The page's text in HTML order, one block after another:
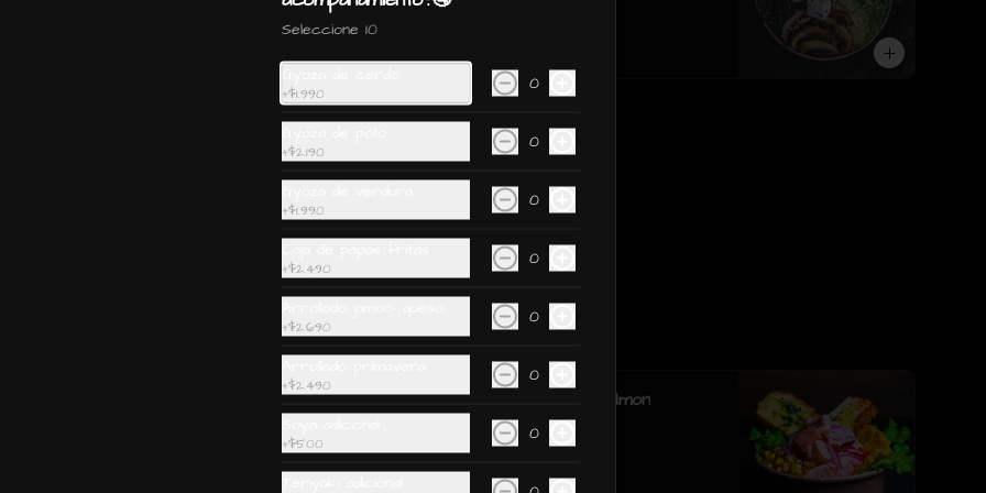
Ceviche de Salmon
Seleccione 10
+$1.990 0
+$2.190 0
+$1.990 0
+$2.490 0
+$2.690 0
+$2.490 0
+$500 0